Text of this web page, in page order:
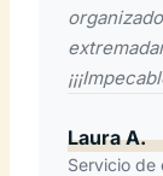
Laura A.
Servicio de